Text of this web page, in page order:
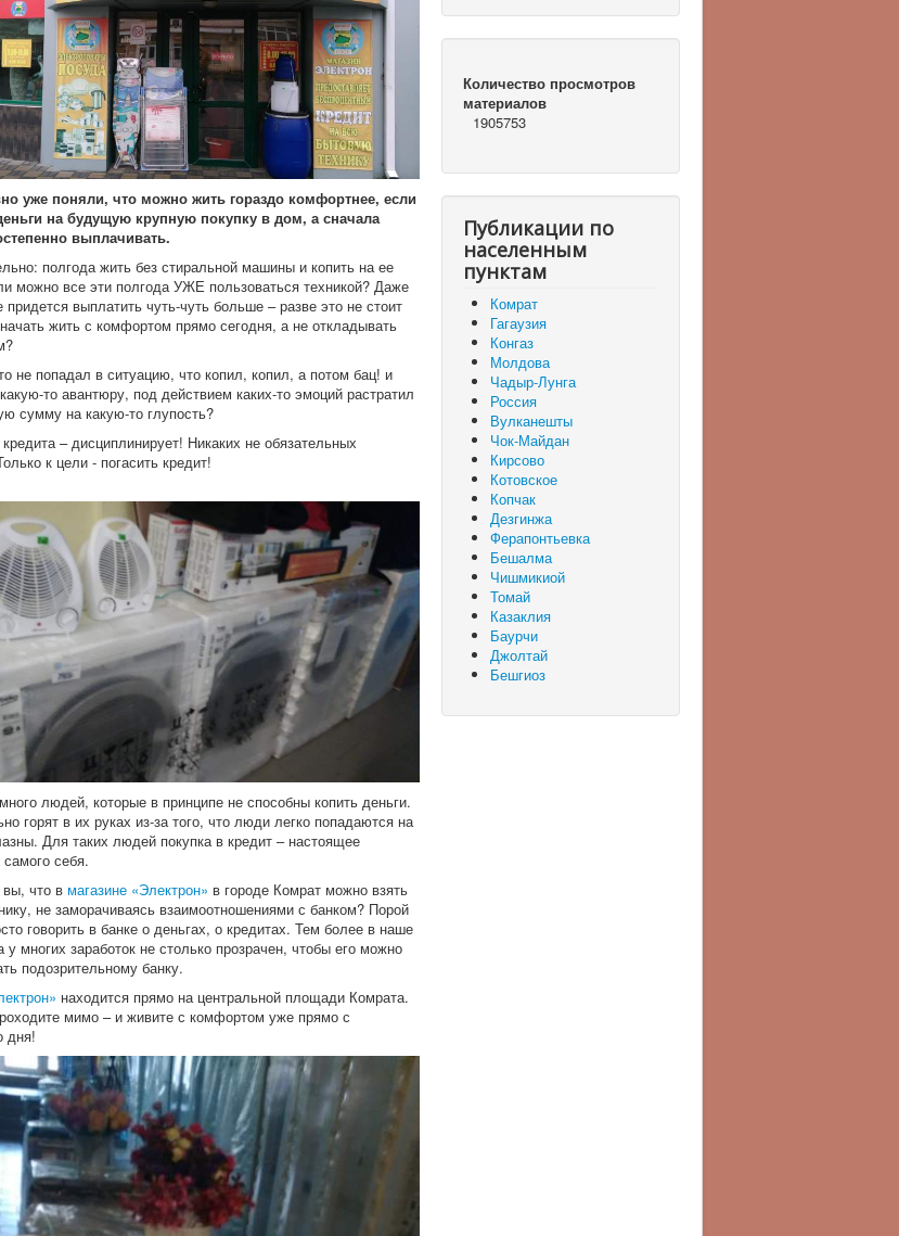
уже поняли, что можно жить гораздо комфортнее, если
на будущую крупную покупку в дом, а сначала
выплачивать.
полгода жить без стиральной машины и копить на ее
можно все эти полгода УЖЕ пользоваться техникой? Даже
придется выплатить чуть-чуть больше – разве это не стоит
жить с комфортом прямо сегодня, а не откладывать
не попадал в ситуацию, что копил, копил, а потом бац! и
то авантюру, под действием каких-то эмоций растратил
сумму на какую-то глупость?
– дисциплинирует! Никаких не обязательных
к цели - погасить кредит!
людей, которые в принципе не способны копить деньги.
горят в их руках из-за того, что люди легко попадаются на
Для таких людей покупка в кредит – настоящее
себя.
что в магазине «Электрон» в городе Комрат можно взять
не заморачиваясь взаимоотношениями с банком? Порой
говорить в банке о деньгах, о кредитах. Тем более в наше
у многих заработок не столько прозрачен, чтобы его можно
подозрительному банку.
находится прямо на центральной площади Комрата.
мимо – и живите с комфортом уже прямо с
дня!
Количество просмотров
материалов
1905753
Публикации по
населенным
пунктам
Комрат
Гагаузия
Конгаз
Молдова
Чадыр-Лунга
Россия
Вулканешты
Чок-Майдан
Кирсово
Котовское
Копчак
Дезгинжа
Ферапонтьевка
Бешалма
Чишмикиой
Томай
Казаклия
Баурчи
Джолтай
Бешгиоз